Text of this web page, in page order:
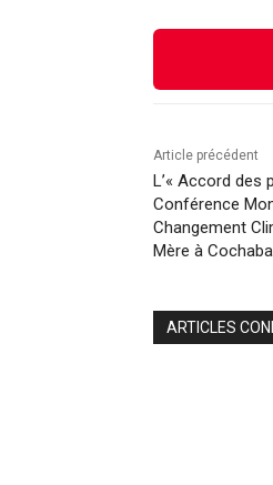
Article précédent
L’« Accord des
Conférence
Changement
Mère à
ARTICLES